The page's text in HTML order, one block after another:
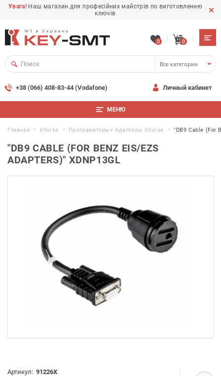
Увага! Наш магазин для професійних майстрів по виготовленню
ключів
0 0
Все категории
+38 (066) 408-83-44 (Vodafone) Личный кабинет
МЕНЮ
Главная Xhorse Програматоры+ Адаптеры Xhorse "DB9 Cable (for
"DB9 CABLE (FOR BENZ EIS/EZS
ADAPTERS)" XDNP13GL
Артикул: 91226X